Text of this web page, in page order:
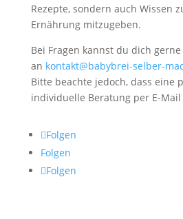
Rezepte, sondern auch Wissen
Ernährung mitzugeben.
Bei Fragen kannst du dich gerne
an kontakt@babybrei-selber-
Bitte beachte jedoch, dass eine
individuelle Beratung per E-
Folgen
Folgen
Folgen